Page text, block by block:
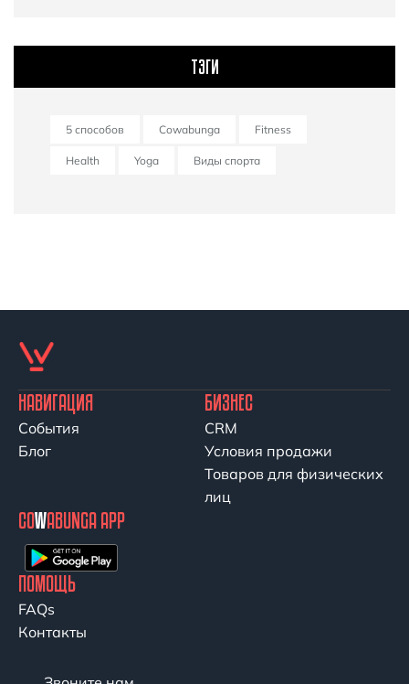
ТЭГИ
5 способов Cowabunga Fitness
Health Yoga Виды спорта
НАВИГАЦИЯ
События
Блог
БИЗНЕС
CRM
Условия продажи
Товаров для физических
лиц
COWABUNGA APP
ПОМОЩЬ
FAQs
Контакты